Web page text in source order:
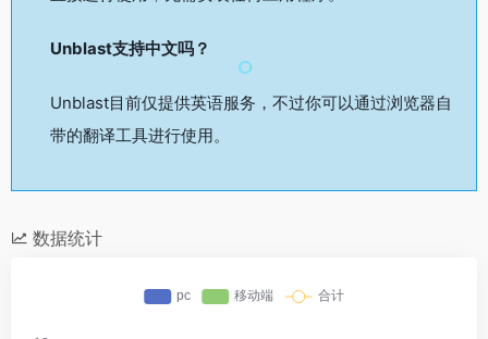
Unblast支持中文吗？
Unblast目前仅提供英语服务，不过你可以通过浏览器自
带的翻译工具进行使用。
数据统计